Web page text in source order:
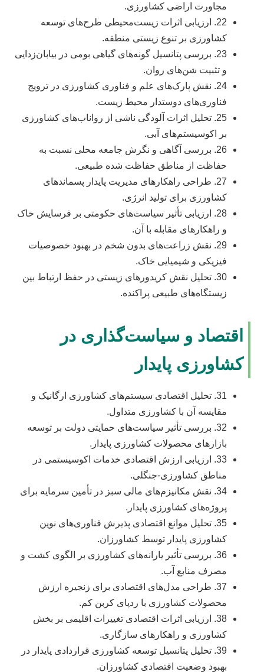
مجاورت اراضی کشاورزی.
22. ارزیابی اثرات زیست‌محیطی طرح‌های توسعه
کشاورزی بر تنوع زیستی منطقه.
23. بررسی پتانسیل گونه‌های گیاهی بومی در بیابان‌زدایی
و تثبیت شن‌های روان.
24. نقش پارک‌های علم و فناوری کشاورزی در ترویج
فناوری‌های دوستدار محیط زیست.
25. تحلیل اثرات آلودگی ناشی از رواناب‌های کشاورزی
بر اکوسیستم‌های آبی.
26. بررسی آگاهی و نگرش جامعه محلی نسبت به
حفاظت از مناطق حفاظت شده طبیعی.
27. طراحی راهکارهای مدیریت پایدار پسماندهای
کشاورزی برای تولید انرژی.
28. ارزیابی تأثیر سیاست‌های حکومتی بر فرسایش خاک
و راهکارهای مقابله با آن.
29. نقش زراعت‌های بدون شخم در بهبود خصوصیات
فیزیکی و شیمیایی خاک.
30. تحلیل نقش کریدورهای زیستی در حفظ ارتباط بین
زیستگاه‌های طبیعی پراکنده.
اقتصاد و سیاست‌گذاری در
کشاورزی پایدار
31. تحلیل اقتصادی سیستم‌های کشاورزی ارگانیک و
مقایسه آن با کشاورزی متداول.
32. بررسی تأثیر سیاست‌های حمایتی دولت بر توسعه
بازارهای محصولات کشاورزی پایدار.
33. ارزیابی ارزش اقتصادی خدمات اکوسیستمی در
مناطق کشاورزی-جنگلی.
34. نقش مکانیزم‌های مالی سبز در تأمین سرمایه برای
پروژه‌های کشاورزی پایدار.
35. تحلیل موانع اقتصادی پذیرش فناوری‌های نوین
کشاورزی پایدار توسط کشاورزان.
36. بررسی تأثیر یارانه‌های کشاورزی بر الگوی کشت و
مصرف منابع آب.
37. طراحی مدل‌های اقتصادی برای زنجیره ارزش
محصولات کشاورزی با ردپای کربن کم.
38. ارزیابی اثرات اقتصادی تغییرات اقلیمی بر بخش
کشاورزی و راهکارهای سازگاری.
39. تحلیل پتانسیل توسعه کشاورزی قراردادی پایدار در
بهبود وضعیت اقتصادی کشاورزان.